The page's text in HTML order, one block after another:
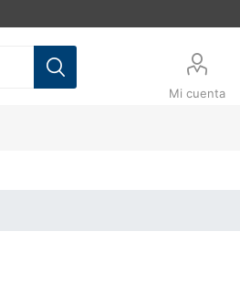
Mi cuenta